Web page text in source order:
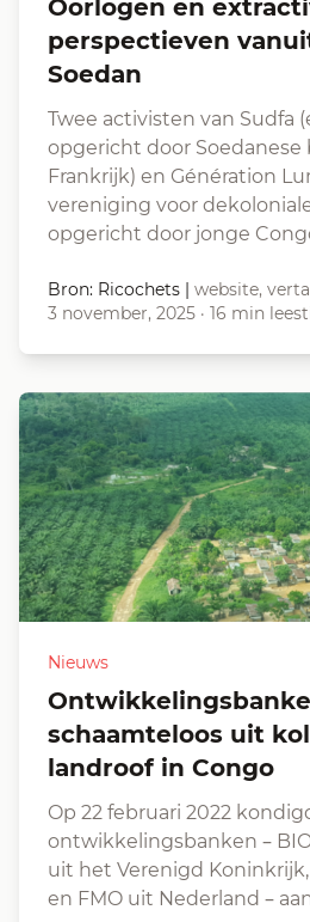
Oorlogen en extractivisme:
perspectieven
Soedan
Twee activisten van Sudfa
opgericht door Soedanese
Frankrijk) en Génération
vereniging voor
opgericht door jonge
Bron: Ricochets | website,
3 november, 2025 · 16 min
Nieuws
Ontwikkelingsbanken stappen
schaamteloos uit
landroof in Congo
Op 22 februari 2022
ontwikkelingsbanken –
uit het Verenigd
en FMO uit Nederland –